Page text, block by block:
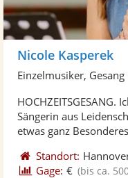
Nicole Kasperek
Einzelmusiker,
HOCHZEITSGESANG.
Sängerin aus
etwas ganz
Standort:
Gage: € (bis ca.